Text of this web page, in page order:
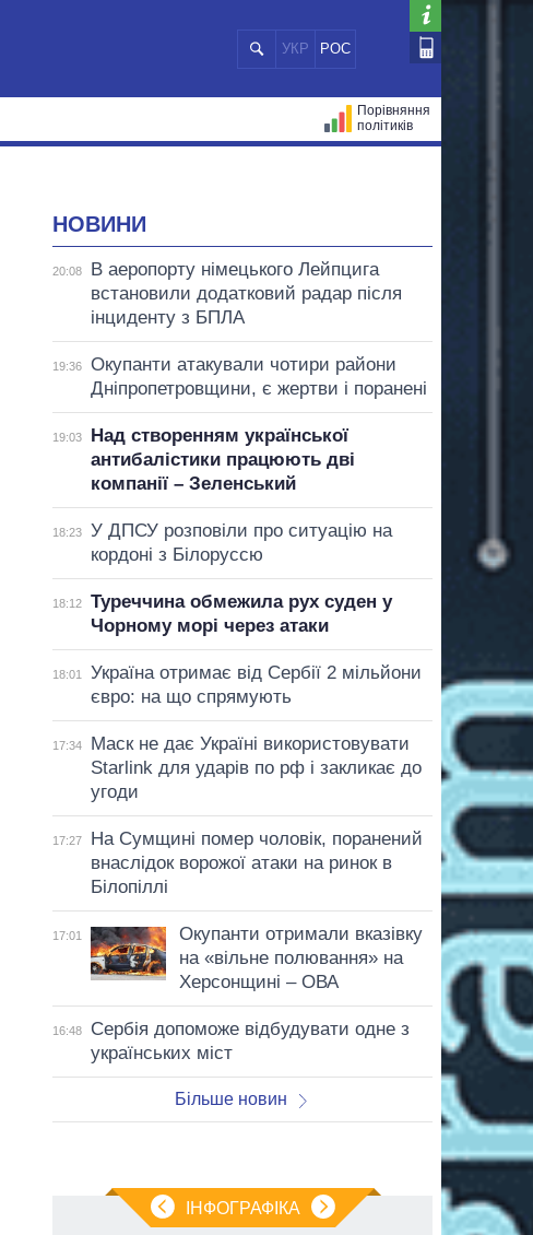
УКР РОС
Порівняння
політиків
НОВИНИ
20:08
В аеропорту німецького Лейпцига
встановили додатковий радар після
інциденту з БПЛА
19:36
Окупанти атакували чотири райони
Дніпропетровщини, є жертви і поранені
19:03
Над створенням української
антибалістики працюють дві
компанії – Зеленський
18:23
У ДПСУ розповіли про ситуацію на
кордоні з Білоруссю
18:12
Туреччина обмежила рух суден у
Чорному морі через атаки
18:01
Україна отримає від Сербії 2 мільйони
євро: на що спрямують
17:34
Маск не дає Україні використовувати
Starlink для ударів по рф і закликає до
угоди
17:27
На Сумщині помер чоловік, поранений
внаслідок ворожої атаки на ринок в
Білопіллі
17:01
Окупанти отримали вказівку
на «вільне полювання» на
Херсонщині – ОВА
16:48
Сербія допоможе відбудувати одне з
українських міст
Більше новин
ІНФОГРАФІКА